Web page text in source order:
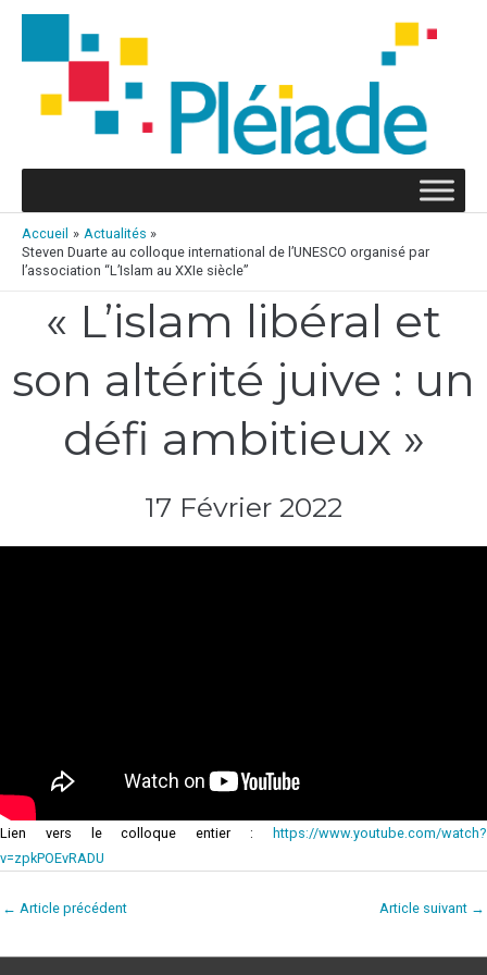
Aller
contenu
Accueil
Actualités
Steven Duarte au colloque international de l’UNESCO organisé par
l’association “L’Islam au XXIe siècle”
« L’islam libéral et
son altérité juive : un
défi ambitieux »
17 Février 2022
Lien vers le colloque entier : https://www.youtube.com/watch?
v=zpkPOEvRADU
← Article précédent Article suivant →